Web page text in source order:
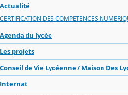
Actualité
CERTIFICATION DES COMPETENCES
Agenda du lycée
Les projets
Conseil de Vie Lycéenne / Maison Des
Internat